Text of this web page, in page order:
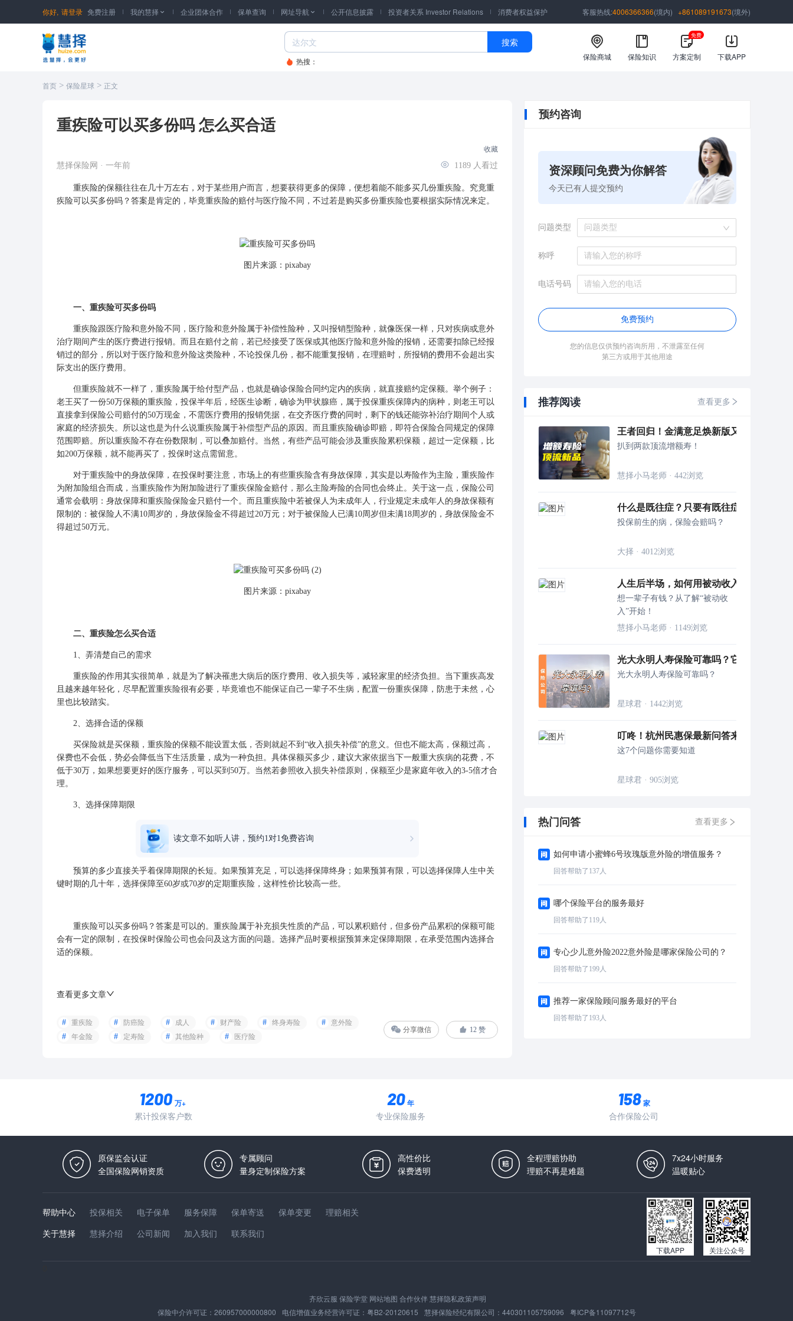
你好, 请登录 免费注册 我的慧择  企业团体合作 保单查询 网址导航  公开信息披露 投资者关系 Investor Relations 消费者权益保护 客服热线:4006366366(境内) +861089191673(境外)
搜索
热搜： 保险商城 保险知识 方案定制
免费
下载APP
首页 > 保险星球 > 正文
重疾险可以买多份吗 怎么买合适
收藏
慧择保险网 · 一年前 1189 人看过
重疾险的保额往往在几十万左右，对于某些用户而言，想要获得更多的保障，便想着能不能多买几份重疾险。究竟重
疾险可以买多份吗？答案是肯定的，毕竟重疾险的赔付与 医疗险不同，不过若是购买多份重疾险也要根据实际情况来定。
图片来源：pixabay
一、重疾险可买多份吗
重疾险跟医疗险和意外险不同，医疗险和意外险属于补偿性险种，又叫报销型险种，就像医保一样，只对疾病或意外
治疗期间产生的医疗费进行报销。而且在赔付之前，若已经接受了医保或其他医疗险和意外险的报销，还需要扣除已经报
销过的部分，所以对于医疗险和意外险这类险种，不论投保几份，都不能重复报销，在理赔时，所报销的费用不会超出实
际支出的医疗费用。
但重疾险就不一样了，重疾险属于给付型产品，也就是确诊保险合同约定内的疾病，就直接赔约定保额。举个例子：
老王买了一份50万保额的重疾险，投保半年后，经医生诊断，确诊为甲状腺癌，属于投保重疾保障内的病种，则老王可以
直接拿到保险公司赔付的50万现金，不需医疗费用的报销凭据，在交齐医疗费的同时，剩下的钱还能弥补治疗期间个人或
家庭的经济损失。所以这也是为什么说重疾险属于补偿型产品的原因。而且重疾险确诊即赔，即符合保险合同规定的保障
范围即赔。所以重疾险不存在份数限制，可以叠加赔付。当然，有些产品可能会涉及重疾险累积保额，超过一定保额，比
如200万保额，就不能再买了，投保时这点需留意。
对于重疾险中的身故保障，在投保时要注意，市场上的有些重疾险含有身故保障，其实是以寿险作为主险，重疾险作
为附加险组合而成，当重疾险作为附加险进行了重疾保险金赔付，那么主险寿险的合同也会终止。关于这一点，保险公司
通常会载明：身故保障和重疾险保险金只赔付一个。而且重疾险中若被保人为未成年人，行业规定未成年人的身故保额有
限制的： 被保险人 不满10周岁的，身故保险金不得超过20万元；对于被保险人已满10周岁但未满18周岁的，身故保险金不
得超过50万元。
图片来源：pixabay
二、重疾险怎么买合适
1、弄清楚自己的需求
重疾险的作用其实很简单，就是为了解决罹患大病后的医疗费用、收入损失等，减轻家里的经济负担。当下重疾高发
且越来越年轻化，尽早配置重疾险很有必要，毕竟谁也不能保证自己一辈子不生病，配置一份重疾保障，防患于未然，心
里也比较踏实。
2、选择合适的保额
买保险就是买保额，重疾险的保额不能设置太低，否则就起不到“收入损失补偿”的意义。但也不能太高，保额过高，
保费也不会低，势必会降低当下生活质量，成为一种负担。具体保额买多少，建议大家依据当下一般重大疾病的花费，不
低于30万，如果想要更好的医疗服务，可以买到50万。当然若参照收入损失补偿原则，保额至少是家庭年收入的3-5倍才合
理。
3、选择保障期限
读文章不如听人讲，预约1对1免费咨询
预算的多少直接关乎着保障期限的长短。如果预算充足，可以选择保障终身；如果预算有限，可以选择保障人生中关
键时期的几十年，选择保障至60岁或70岁的定期重疾险，这样性价比较高一些。
重疾险可以买多份吗？答案是可以的。重疾险属于补充损失性质的产品，可以累积赔付，但多份产品累积的保额可能
会有一定的限制，在投保时保险公司也会问及这方面的问题。选择产品时要根据预算来定保障期限，在承受范围内选择合
适的保额。
查看更多文章
重疾险 防癌险 成人 财产险 终身寿险
意外险
年金险
定寿险 其他险种 医疗险
分享微信 12赞
预约咨询
资深顾问免费为你解答
今天已有人提交预约
问题类型 问题类型
称呼
电话号码
免费预约
您的信息仅供预约咨询所用，不泄露至任何
第三方或用于其他用途
推荐阅读 查看更多
王者回归！金满意足焕新版又来了！
扒到两款顶流增额寿！
慧择小马老师 · 442浏览
什么是既往症？只要有既往症，保险公司
投保前生的病，保险会赔吗？
大择 · 4012浏览
人生后半场，如何用被动收入实现财务自
想一辈子有钱？从了解“被动收
入”开始！
慧择小马老师 · 1149浏览
光大永明人寿保险可靠吗？它家的养老社
光大永明人寿保险可靠吗？
星球君 · 1442浏览
叮咚！杭州民惠保最新问答来了
这7个问题你需要知道
星球君 · 905浏览
热门问答 查看更多
如何申请小蜜蜂6号玫瑰版意外险的增值服务？
回答帮助了 137人
哪个保险平台的服务最好
回答帮助了 119人
专心少儿意外险2022意外险是哪家保险公司的？
回答帮助了 199人
推荐一家保险顾问服务最好的平台
回答帮助了 193人
万+
累计投保客户数
年
专业保险服务
家
合作保险公司
原保监会认证
全国保险网销资质
专属顾问
量身定制保险方案
高性价比
保费透明
全程理赔协助
理赔不再是难题
7x24小时服务
温暖贴心
帮助中心 投保相关 电子保单 服务保障 保单寄送 保单变更
理赔相关
关于慧择
慧择介绍 公司新闻 加入我们 联系我们
下载APP 关注公众号
齐欣云服 保险学堂 网站地图 合作伙伴 慧择隐私政策声明
保险中介许可证： 260957000000800 电信增值业务经营许可证： 粤B2-20120615 慧择保险经纪有限公司： 440301105759096
粤ICP备11097712号